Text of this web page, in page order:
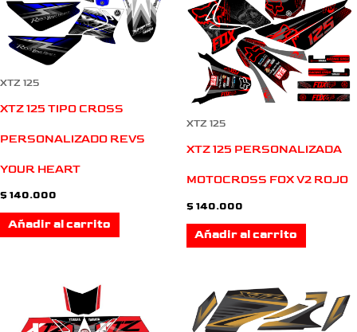
XTZ 125
XTZ 125 TIPO CROSS
PERSONALIZADO REVS
YOUR HEART
$ 140.000
Añadir al carrito
XTZ 125
XTZ 125 PERSONALIZADA
MOTOCROSS FOX V2 ROJO
$ 140.000
Añadir al carrito